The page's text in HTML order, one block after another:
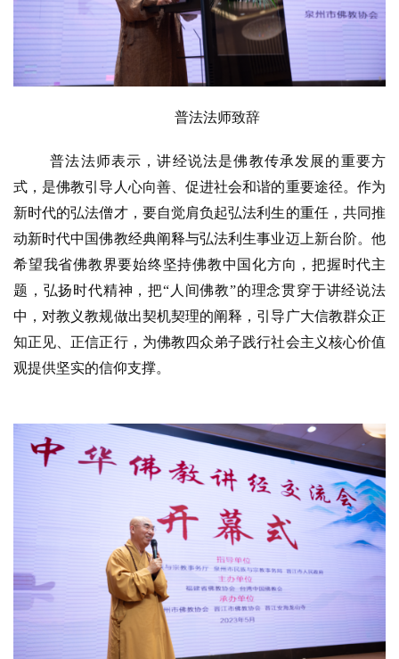
普法法师致辞
普法法师表示，讲经说法是佛教传承发展的重要方
式，是佛教引导人心向善、促进社会和谐的重要途径。作为
新时代的弘法僧才，要自觉肩负起弘法利生的重任，共同推
动新时代中国佛教经典阐释与弘法利生事业迈上新台阶。他
希望我省佛教界要始终坚持佛教中国化方向，把握时代主
题，弘扬时代精神，把“人间佛教”的理念贯穿于讲经说法
中，对教义教规做出契机契理的阐释，引导广大信教群众正
知正见、正信正行，为佛教四众弟子践行社会主义核心价值
观提供坚实的信仰支撑。